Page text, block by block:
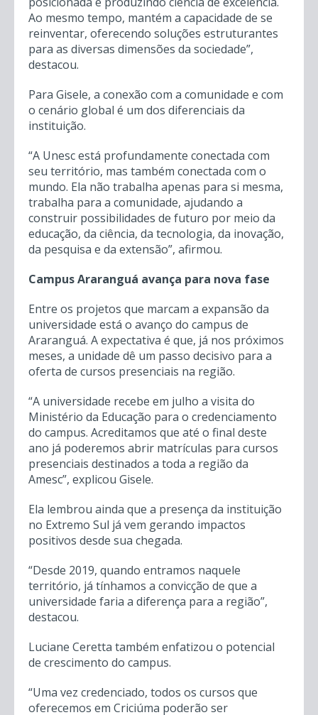
Ao mesmo tempo, mantém a capacidade de se
reinventar, oferecendo soluções estruturantes
para as diversas dimensões da sociedade”,
destacou.
Para Gisele, a conexão com a comunidade e com
o cenário global é um dos diferenciais da
instituição.
“A Unesc está profundamente conectada com
seu território, mas também conectada com o
mundo. Ela não trabalha apenas para si mesma,
trabalha para a comunidade, ajudando a
construir possibilidades de futuro por meio da
educação, da ciência, da tecnologia, da inovação,
da pesquisa e da extensão”, afirmou.
Campus Araranguá avança para nova fase
Entre os projetos que marcam a expansão da
universidade está o avanço do campus de
Araranguá. A expectativa é que, já nos próximos
meses, a unidade dê um passo decisivo para a
oferta de cursos presenciais na região.
“A universidade recebe em julho a visita do
Ministério da Educação para o credenciamento
do campus. Acreditamos que até o final deste
ano já poderemos abrir matrículas para cursos
presenciais destinados a toda a região da
Amesc”, explicou Gisele.
Ela lembrou ainda que a presença da instituição
no Extremo Sul já vem gerando impactos
positivos desde sua chegada.
“Desde 2019, quando entramos naquele
território, já tínhamos a convicção de que a
universidade faria a diferença para a região”,
destacou.
Luciane Ceretta também enfatizou o potencial
de crescimento do campus.
“Uma vez credenciado, todos os cursos que
oferecemos em Criciúma poderão ser